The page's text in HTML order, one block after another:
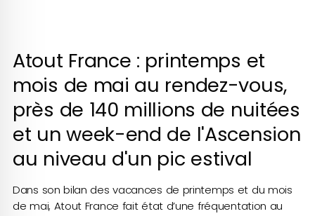
Atout France : printemps et
mois de mai au rendez-vous,
près de 140 millions de nuitées
et un week-end de l'Ascension
au niveau d'un pic estival
Dans son bilan des vacances de printemps et du mois
de mai, Atout France fait état d’une fréquentation au